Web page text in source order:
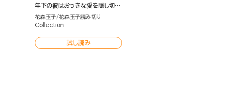
年下の彼はおっきな愛を隠し切れ
ない（単話版）
花森玉子 花森玉子読み切り
Collection
試し読み